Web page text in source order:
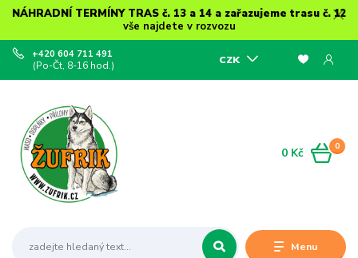
NÁHRADNÍ TERMÍNY TRAS č. 13 a 14 a zařazujeme trasu č. 12
vše najdete v rozvozu
Menu
CZK
+420 604 711 491
(Po-Čt, 8-16 hod.)
0
0 Kč